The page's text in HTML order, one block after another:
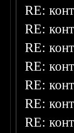
RE:
RE:
RE:
RE:
RE:
RE:
RE: